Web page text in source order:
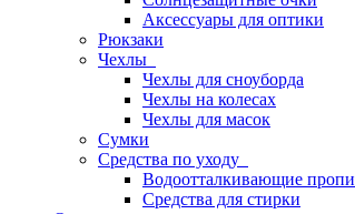
Аксессуары для оптики
Рюкзаки
Чехлы
Чехлы для сноуборда
Чехлы на колесах
Чехлы для масок
Сумки
Средства по уходу
Водоотталкивающие
Средства для стирки